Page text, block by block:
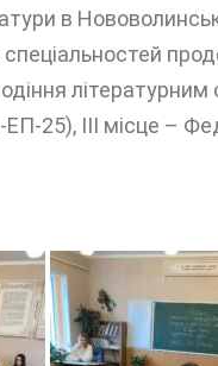
в
спеціальностей
ЕП-25), ІІІ місце